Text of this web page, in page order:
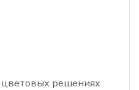
цветовых решениях